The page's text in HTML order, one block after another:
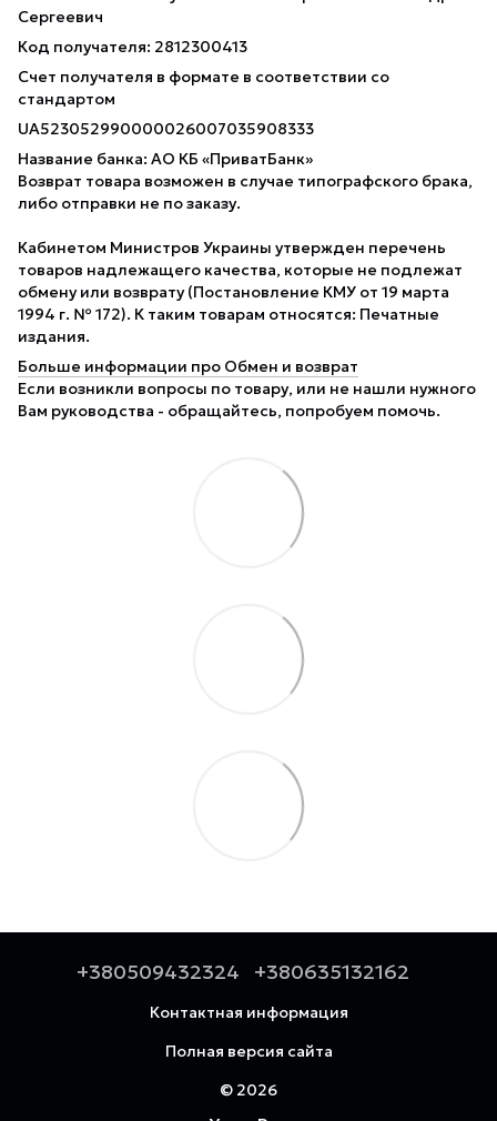
Сергеевич
Код получателя: 2812300413
Счет получателя в формате в соответствии со
стандартом
UA523052990000026007035908333
Название банка: АО КБ «ПриватБанк»
Возврат товара возможен в случае типографского брака,
либо отправки не по заказу.
Кабинетом Министров Украины утвержден перечень
товаров надлежащего качества, которые не подлежат
обмену или возврату (Постановление КМУ от 19 марта
1994 г. № 172). К таким товарам относятся: Печатные
издания.
Больше информации про Обмен и возврат
Если возникли вопросы по товару, или не нашли нужного
Вам руководства - обращайтесь, попробуем помочь.
+380509432324 +380635132162
Контактная информация
Полная версия сайта
© 2026